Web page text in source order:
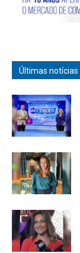
Últimas notícias